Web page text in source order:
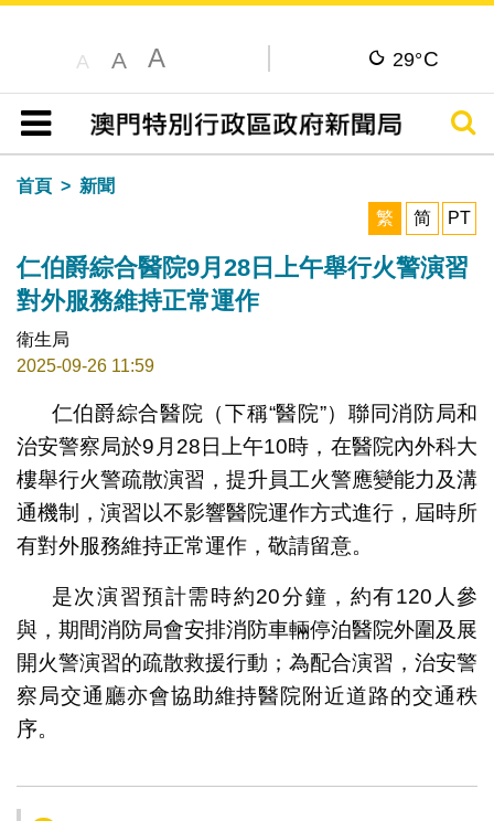
A A A 29°C
目錄
搜尋
首頁
新聞
繁
简 PT
仁伯爵綜合醫院9月28日上午舉行火警演習
對外服務維持正常運作
衛生局
2025-09-26 11:59
仁伯爵綜合醫院（下稱“醫院”）聯同消防局和
治安警察局於9月28日上午10時，在醫院內外科大
樓舉行火警疏散演習，提升員工火警應變能力及溝
通機制，演習以不影響醫院運作方式進行，屆時所
有對外服務維持正常運作，敬請留意。
是次演習預計需時約20分鐘，約有120人參
與，期間消防局會安排消防車輛停泊醫院外圍及展
開火警演習的疏散救援行動；為配合演習，治安警
察局交通廳亦會協助維持醫院附近道路的交通秩
序。